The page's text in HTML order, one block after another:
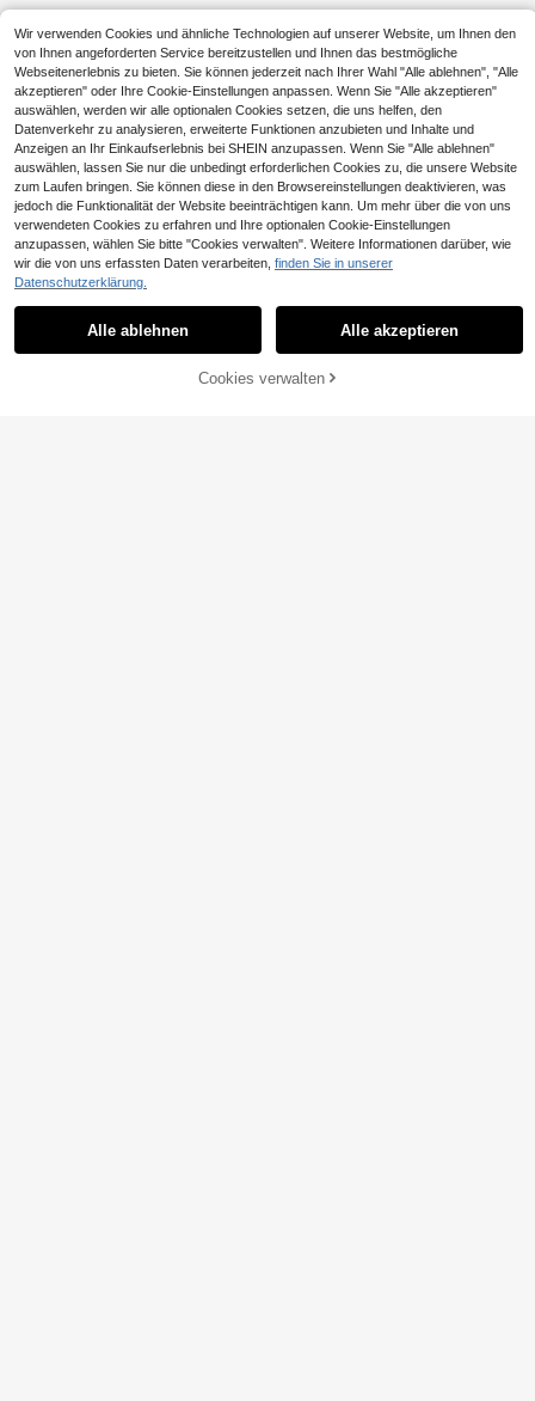
ZUM WARENKORB HINZUFÜGEN
Wir verwenden Cookies und ähnliche Technologien auf unserer Website, um Ihnen den
von Ihnen angeforderten Service bereitzustellen und Ihnen das bestmögliche
Webseitenerlebnis zu bieten. Sie können jederzeit nach Ihrer Wahl "Alle ablehnen", "Alle
akzeptieren" oder Ihre Cookie-Einstellungen anpassen. Wenn Sie "Alle akzeptieren"
auswählen, werden wir alle optionalen Cookies setzen, die uns helfen, den
Datenverkehr zu analysieren, erweiterte Funktionen anzubieten und Inhalte und
Anzeigen an Ihr Einkaufserlebnis bei SHEIN anzupassen. Wenn Sie "Alle ablehnen"
auswählen, lassen Sie nur die unbedingt erforderlichen Cookies zu, die unsere Website
zum Laufen bringen. Sie können diese in den Browsereinstellungen deaktivieren, was
jedoch die Funktionalität der Website beeinträchtigen kann. Um mehr über die von uns
verwendeten Cookies zu erfahren und Ihre optionalen Cookie-Einstellungen
anzupassen, wählen Sie bitte "Cookies verwalten". Weitere Informationen darüber, wie
wir die von uns erfassten Daten verarbeiten, finden Sie in unserer
Datenschutzerklärung.
Alle ablehnen Alle akzeptieren
Cookies verwalten